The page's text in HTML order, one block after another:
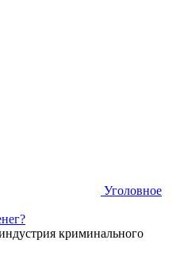
Уголовное
криминального